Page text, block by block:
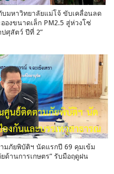
บมหาวิทยาลัยแม่โจ้ ขับเคลื่อนลด
องขนาดเล็ก PM2.5 สู่ห่วงโซ่
ศุสัตว์ ปีที่ 2”
มภัยพิบัติฯ นัดแรกปี 69 คุมเข้ม
ด้านการเกษตร” รับมือฤดูฝน